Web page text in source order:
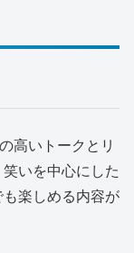
高いトークとリ
いを中心にした
楽しめる内容が